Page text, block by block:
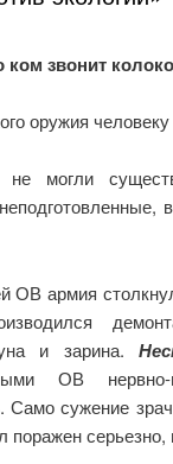
ком звонит
оружия
могли
ОВ армия
и зарина.
ОВ нервно-
Само сужение
серьезно,